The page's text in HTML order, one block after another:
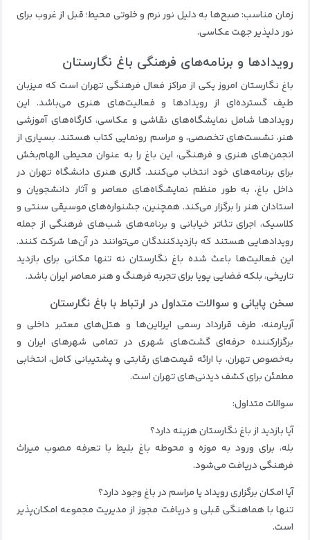
زمان مناسب: صبح‌ها به دلیل نور نرم و خلوتی محیط؛ قبل از غروب برای
نور دلپذیر جهت عکاسی.
رویدادها و برنامه‌های فرهنگی باغ نگارستان
باغ نگارستان امروز یکی از مراکز فعال فرهنگی تهران است که میزبان
طیف گسترده‌ای از رویدادها و فعالیت‌های هنری می‌باشد. این
رویدادها شامل نمایشگاه‌های نقاشی و عکاسی، کارگاه‌های آموزشی
هنر، نشست‌های تخصصی، و مراسم رونمایی کتاب هستند. بسیاری از
انجمن‌های هنری و فرهنگی، این باغ را به عنوان محیطی الهام‌بخش
برای برنامه‌های خود انتخاب می‌کنند. گالری هنری دانشگاه تهران در
داخل باغ، به طور منظم نمایشگاه‌های معاصر و آثار دانشجویان و
استادان هنر را برگزار می‌کند. همچنین، جشنواره‌های موسیقی سنتی و
کلاسیک، اجرای تئاتر خیابانی و برنامه‌های شب‌های فرهنگی از جمله
رویدادهایی هستند که بازدیدکنندگان می‌توانند در آن‌ها شرکت کنند.
این فعالیت‌ها باعث شده باغ نگارستان نه تنها مکانی برای بازدید
تاریخی، بلکه فضایی پویا برای تجربه فرهنگ و هنر معاصر ایران باشد.
سخن پایانی و سوالات متداول در ارتباط با باغ نگارستان
آریارمنه، طرف قرارداد رسمی ایرلاین‌ها و هتل‌های معتبر داخلی و
برگزارکننده حرفه‌ای گشت‌های شهری در تمامی شهرهای ایران و
به‌خصوص تهران، با ارائه قیمت‌های رقابتی و پشتیبانی کامل، انتخابی
مطمئن برای کشف دیدنی‌های تهران است.
سوالات متداول:
آیا بازدید از باغ نگارستان هزینه دارد؟
بله، برای ورود به موزه و محوطه باغ بلیط با تعرفه مصوب میراث
فرهنگی دریافت می‌شود.
آیا امکان برگزاری رویداد یا مراسم در باغ وجود دارد؟
تنها با هماهنگی قبلی و دریافت مجوز از مدیریت مجموعه امکان‌پذیر
است.